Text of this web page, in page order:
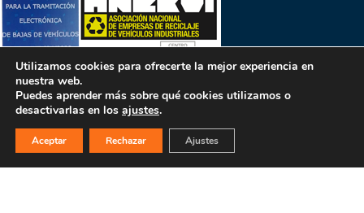
PULSA PARA MÁS INFORMACIÓN
Utilizamos cookies para ofrecerte la mejor experiencia en
nuestra web.
Puedes aprender más sobre qué cookies utilizamos o
desactivarlas en los ajustes.
Aceptar Rechazar Ajustes